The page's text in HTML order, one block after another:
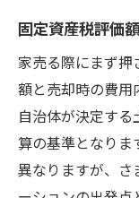
固定資産税評価
家売る際にまず
額と売却時の費用
自治体が決定す
算の基準となりま
異なりますが、さ